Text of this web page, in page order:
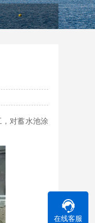
对蓄水池涂
在线客服